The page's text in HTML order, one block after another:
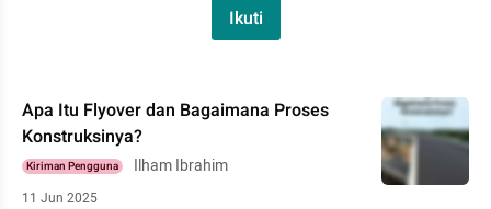
Ikuti
Apa Itu Flyover dan Bagaimana Proses
Konstruksinya?
Kiriman Pengguna Ilham Ibrahim
11 Jun 2025